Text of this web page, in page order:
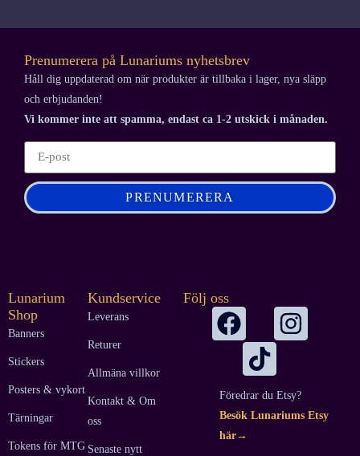
Prenumerera på Lunariums nyhetsbrev
Håll dig uppdaterad om när produkter är tillbaka i lager, nya släpp
och erbjudanden!
Vi kommer inte att spamma, endast ca 1-2 utskick i månaden.
PRENUMERERA
Lunarium
Shop
Banners
Stickers
Posters & vykort
Tärningar
Tokens för MTG
Kundservice
Leverans
Returer
Allmäna villkor
Kontakt & Om
oss
Senaste nytt
Följ oss
Föredrar du Etsy?
Besök Lunariums Etsy
här→